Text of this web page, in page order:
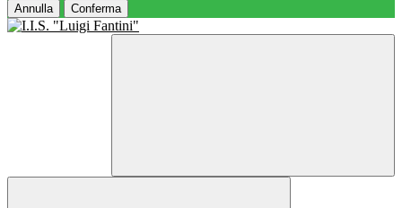
Annulla Conferma